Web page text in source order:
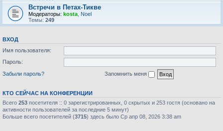
Встречи в Петах-Тикве
Модераторы: kosta Noel
Темы: 249
ВХОД
Имя пользователя:
Пароль:
Забыли пароль?
Запомнить меня
КТО СЕЙЧАС НА КОНФЕРЕНЦИИ
Всего 253 посетителя :: 0 зарегистрированных, 0 скрытых и 253 гостя (основано на
активности пользователей за последние 5 минут)
Больше всего посетителей (3715) здесь было Ср апр 08, 2026 3:38 am